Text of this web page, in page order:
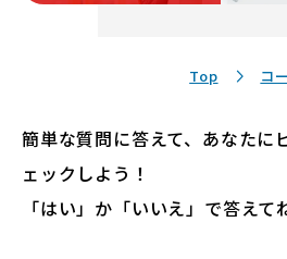
保護者
法人・教育機
Top コ
簡単な質問に答えて、あなたに
ェックしよう！
「はい」か「いいえ」で答えて